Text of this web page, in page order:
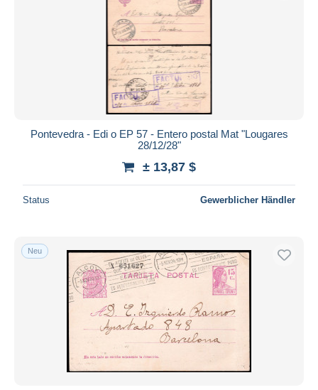
Pontevedra - Edi o EP 57 - Entero postal Mat "Lougares
28/12/28"
± 13,87 $
Status Gewerblicher Händler
Neu